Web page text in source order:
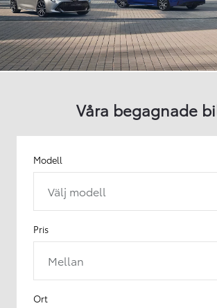
Våra begagnade
Modell
Välj modell
Pris
Mellan
Ort